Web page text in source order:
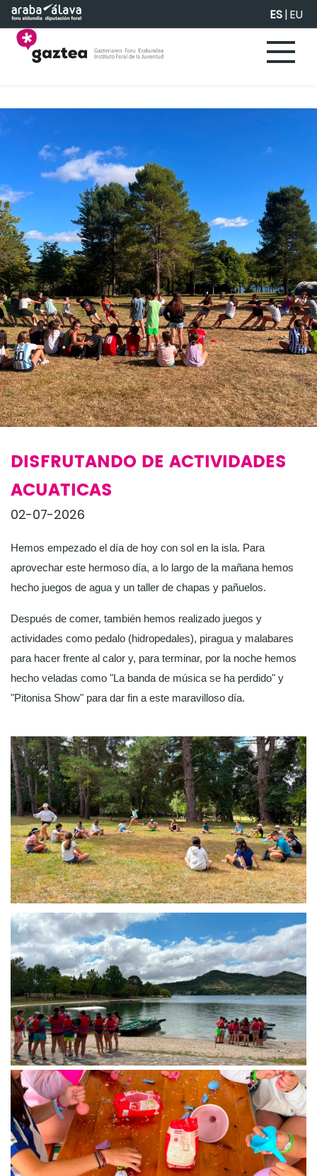
Saltar al contenido principal ES|EU
DISFRUTANDO DE ACTIVIDADES
ACUATICAS
02-07-2026
Hemos empezado el día de hoy con sol en la isla. Para
aprovechar este hermoso día, a lo largo de la mañana hemos
hecho juegos de agua y un taller de chapas y pañuelos.
Después de comer, también hemos realizado juegos y
actividades como pedalo (hidropedales), piragua y malabares
para hacer frente al calor y, para terminar, por la noche hemos
hecho veladas como "La banda de música se ha perdido" y
"Pitonisa Show" para dar fin a este maravilloso día.